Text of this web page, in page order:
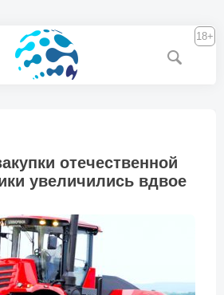
18+
отечественной
увеличились вдвое